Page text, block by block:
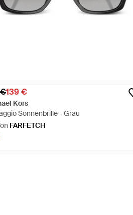
139 €
Kors
Sonnenbrille - Grau
FARFETCH